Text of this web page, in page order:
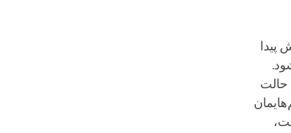
پیدا
حالت